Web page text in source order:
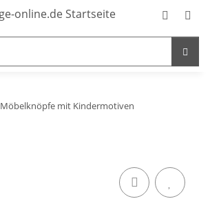
Möbelknöpfe mit Kindermotiven